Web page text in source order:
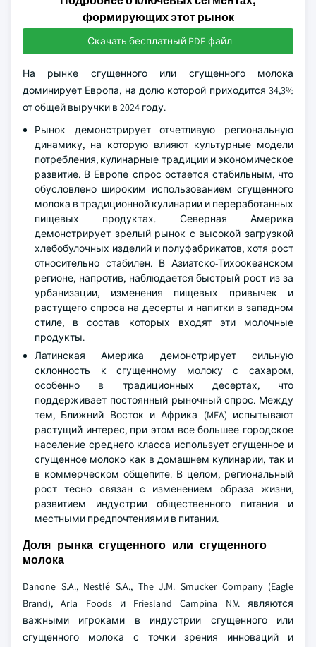
формирующих этот рынок
Скачать бесплатный PDF-файл
На рынке сгущенного или сгущенного молока
доминирует Европа, на долю которой приходится 34,3%
от общей выручки в 2024 году.
Рынок демонстрирует отчетливую региональную
динамику, на которую влияют культурные модели
потребления, кулинарные традиции и экономическое
развитие. В Европе спрос остается стабильным, что
обусловлено широким использованием сгущенного
молока в традиционной кулинарии и переработанных
пищевых продуктах. Северная Америка
демонстрирует зрелый рынок с высокой загрузкой
хлебобулочных изделий и полуфабрикатов, хотя рост
относительно стабилен. В Азиатско-Тихоокеанском
регионе, напротив, наблюдается быстрый рост из-за
урбанизации, изменения пищевых привычек и
растущего спроса на десерты и напитки в западном
стиле, в состав которых входят эти молочные
продукты.
Латинская Америка демонстрирует сильную
склонность к сгущенному молоку с сахаром,
особенно в традиционных десертах, что
поддерживает постоянный рыночный спрос. Между
тем, Ближний Восток и Африка (MEA) испытывают
растущий интерес, при этом все большее городское
население среднего класса использует сгущенное и
сгущенное молоко как в домашнем кулинарии, так и
в коммерческом общепите. В целом, региональный
рост тесно связан с изменением образа жизни,
развитием индустрии общественного питания и
местными предпочтениями в питании.
Доля рынка сгущенного или сгущенного
молока
Danone S.A., Nestlé S.A., The J.M. Smucker Company (Eagle
Brand), Arla Foods и Friesland Campina N.V. являются
важными игроками в индустрии сгущенного или
сгущенного молока с точки зрения инноваций и